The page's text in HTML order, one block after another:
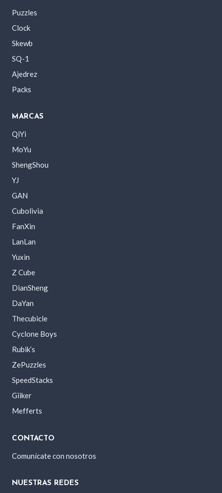
Puzzles
Clock
Skewb
SQ-1
Ajedrez
Packs
MARCAS
QiYi
MoYu
ShengShou
YJ
GAN
Cubolivia
FanXin
LanLan
Yuxin
Z Cube
DianSheng
DaYan
Thecubicle
Cyclone Boys
Rubik’s
ZePuzzles
SpeedStacks
Giiker
Mefferts
CONTACTO
Comunícate con nosotros
NUESTRAS REDES